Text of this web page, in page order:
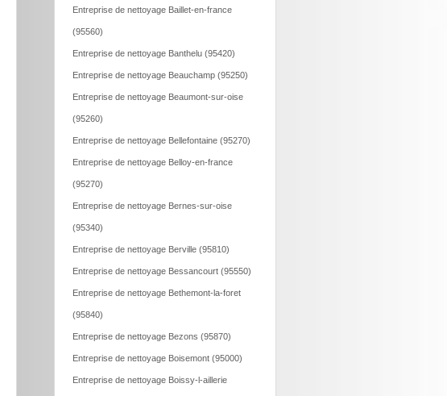
Entreprise de nettoyage Baillet-en-france
(95560)
Entreprise de nettoyage Banthelu (95420)
Entreprise de nettoyage Beauchamp (95250)
Entreprise de nettoyage Beaumont-sur-oise
(95260)
Entreprise de nettoyage Bellefontaine (95270)
Entreprise de nettoyage Belloy-en-france
(95270)
Entreprise de nettoyage Bernes-sur-oise
(95340)
Entreprise de nettoyage Berville (95810)
Entreprise de nettoyage Bessancourt (95550)
Entreprise de nettoyage Bethemont-la-foret
(95840)
Entreprise de nettoyage Bezons (95870)
Entreprise de nettoyage Boisemont (95000)
Entreprise de nettoyage Boissy-l-aillerie